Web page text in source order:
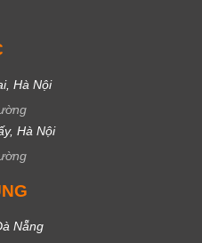
Hà Nội
Hà Nội
Nẵng